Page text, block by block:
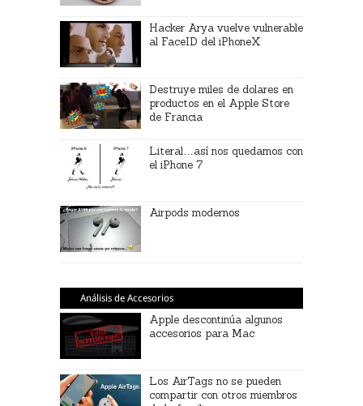
Hacker Arya vuelve vulnerable
al FaceID del iPhoneX
Destruye miles de dolares en
productos en el Apple Store
de Francia
Literal…así nos quedamos con
el iPhone 7
Airpods modernos
Análisis de Accesorios
Apple descontinúa algunos
accesorios para Mac
Los AirTags no se pueden
compartir con otros miembros